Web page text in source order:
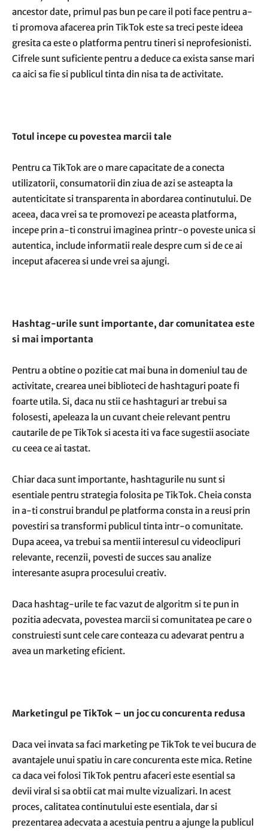
ancestor date, primul pas bun pe care il poti face pentru a-
ti promova afacerea prin TikTok este sa treci peste ideea
gresita ca este o platforma pentru tineri si neprofesionisti.
Cifrele sunt suficiente pentru a deduce ca exista sanse mari
ca aici sa fie si publicul tinta din nisa ta de activitate.
Totul incepe cu povestea marcii tale
Pentru ca TikTok are o mare capacitate de a conecta
utilizatorii, consumatorii din ziua de azi se asteapta la
autenticitate si transparenta in abordarea continutului. De
aceea, daca vrei sa te promovezi pe aceasta platforma,
incepe prin a-ti construi imaginea printr-o poveste unica si
autentica, include informatii reale despre cum si de ce ai
inceput afacerea si unde vrei sa ajungi.
Hashtag-urile sunt importante, dar comunitatea este
si mai importanta
Pentru a obtine o pozitie cat mai buna in domeniul tau de
activitate, crearea unei biblioteci de hashtaguri poate fi
foarte utila. Si, daca nu stii ce hashtaguri ar trebui sa
folosesti, apeleaza la un cuvant cheie relevant pentru
cautarile de pe TikTok si acesta iti va face sugestii asociate
cu ceea ce ai tastat.
Chiar daca sunt importante, hashtagurile nu sunt si
esentiale pentru strategia folosita pe TikTok. Cheia consta
in a-ti construi brandul pe platforma consta in a reusi prin
povestiri sa transformi publicul tinta intr-o comunitate.
Dupa aceea, va trebui sa mentii interesul cu videoclipuri
relevante, recenzii, povesti de succes sau analize
interesante asupra procesului creativ.
Daca hashtag-urile te fac vazut de algoritm si te pun in
pozitia adecvata, povestea marcii si comunitatea pe care o
construiesti sunt cele care conteaza cu adevarat pentru a
avea un marketing eficient.
Marketingul pe TikTok – un joc cu concurenta redusa
Daca vei invata sa faci marketing pe TikTok te vei bucura de
avantajele unui spatiu in care concurenta este mica. Retine
ca daca vei folosi TikTok pentru afaceri este esential sa
devii viral si sa obtii cat mai multe vizualizari. In acest
proces, calitatea continutului este esentiala, dar si
prezentarea adecvata a acestuia pentru a ajunge la publicul